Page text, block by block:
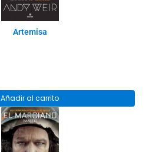
Artemisa
Añadir al carrito